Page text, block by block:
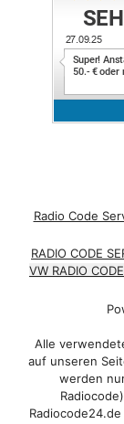
Radio Code
RADIO CODE
VW RADIO
Alle
auf unseren
werden